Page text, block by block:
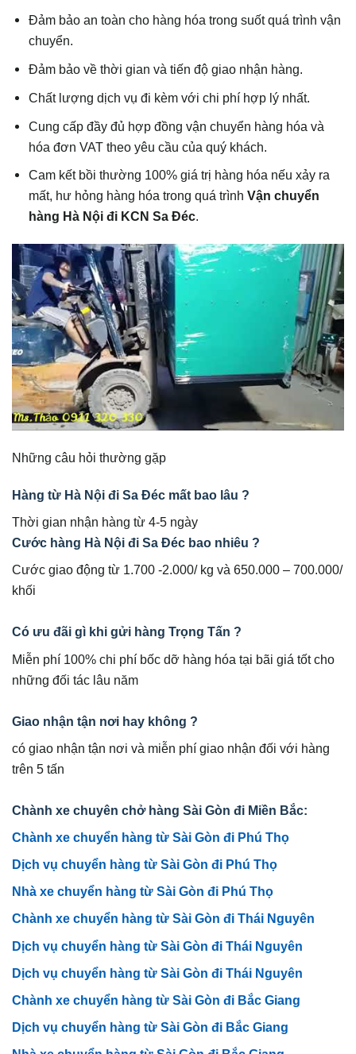
Đảm bảo an toàn cho hàng hóa trong suốt quá trình vận
chuyển.
Đảm bảo về thời gian và tiến độ giao nhận hàng.
Chất lượng dịch vụ đi kèm với chi phí hợp lý nhất.
Cung cấp đầy đủ hợp đồng vận chuyển hàng hóa và
hóa đơn VAT theo yêu cầu của quý khách.
Cam kết bồi thường 100% giá trị hàng hóa nếu xảy ra
mất, hư hỏng hàng hóa trong quá trìnhVận chuyển
hàng Hà Nội đi KCN Sa Đéc.
Những câu hỏi thường gặp
Hàng từ Hà Nội đi Sa Đéc mất bao lâu ?
Thời gian nhận hàng từ 4-5 ngày
Cước hàng Hà Nội đi Sa Đéc bao nhiêu ?
Cước giao động từ 1.700 -2.000/ kg và 650.000 – 700.000/
khối
Có ưu đãi gì khi gửi hàng Trọng Tấn ?
Miễn phí 100% chi phí bốc dỡ hàng hóa tại bãi giá tốt cho
những đối tác lâu năm
Giao nhận tận nơi hay không ?
có giao nhận tận nơi và miễn phí giao nhận đối với hàng
trên 5 tấn
Chành xe chuyên chở hàng Sài Gòn đi Miền Bắc:
Chành xe chuyển hàng từ Sài Gòn đi Phú Thọ
Dịch vụ chuyển hàng từ Sài Gòn đi Phú Thọ
Nhà xe chuyển hàng từ Sài Gòn đi Phú Thọ
Chành xe chuyển hàng từ Sài Gòn đi Thái Nguyên
Dịch vụ chuyển hàng từ Sài Gòn đi Thái Nguyên
Dịch vụ chuyển hàng từ Sài Gòn đi Thái Nguyên
Chành xe chuyển hàng từ Sài Gòn đi Bắc Giang
Dịch vụ chuyển hàng từ Sài Gòn đi Bắc Giang